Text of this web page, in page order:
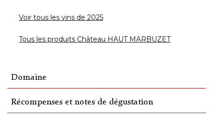
Voir tous les vins de 2025
Tous les produits Château HAUT MARBUZET
Domaine
Récompenses et notes de dégustation